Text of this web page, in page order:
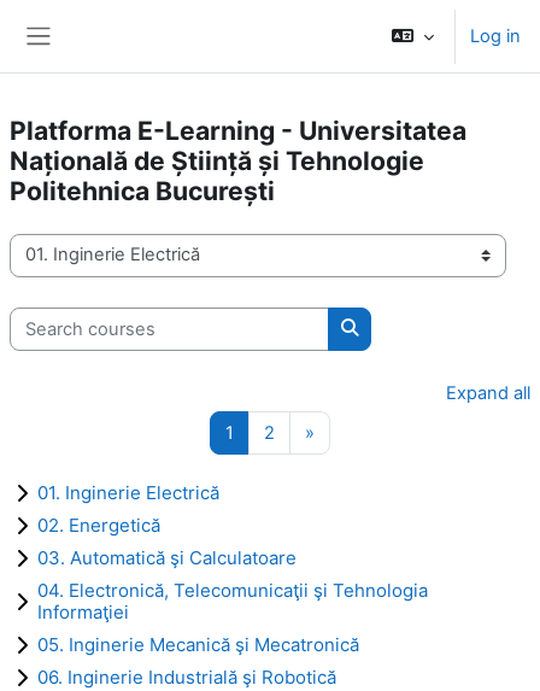
Log in
Platforma E-Learning - Universitatea
Națională de Știință și Tehnologie
Politehnica București
Course categories
Search courses
Search courses
Expand all
1 Page 1
2 Page 2
»
01. Inginerie Electrică
02. Energetică
03. Automatică şi Calculatoare
04. Electronică, Telecomunicaţii şi Tehnologia
Informaţiei
05. Inginerie Mecanică şi Mecatronică
06. Inginerie Industrială şi Robotică